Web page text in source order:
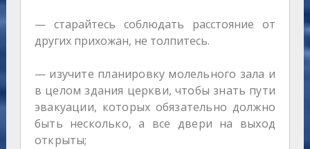
— старайтесь соблюдать расстояние от
других прихожан, не толпитесь.
— изучите планировку молельного зала и
в целом здания церкви, чтобы знать пути
эвакуации, которых обязательно должно
быть несколько, а все двери на выход
открыты;